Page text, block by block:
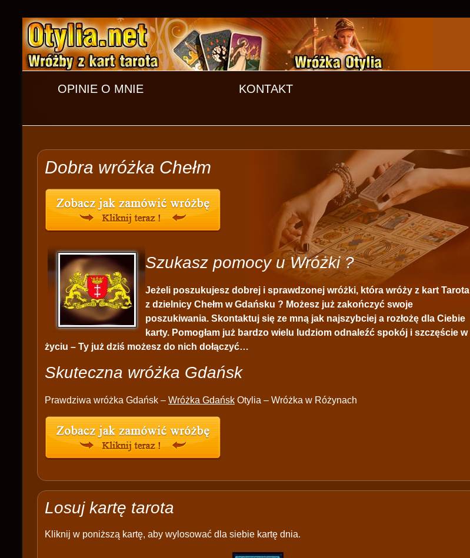
OPINIE O MNIE KONTAKT
Dobra wróżka Chełm
Szukasz pomocy u Wróżki ?
Jeżeli poszukujesz dobrej i sprawdzonej wróżki, która wróży z kart Tarota
z dzielnicy Chełm w Gdańsku ? Możesz już zakończyć swoje
poszukiwania. Skontaktuj się ze mną jak najszybciej a rozłożę dla Ciebie
karty. Pomogłam już bardzo wielu ludziom odnaleźć spokój i szczęście w
życiu – Ty już dziś możesz do nich dołączyć…
Skuteczna wróżka Gdańsk
Prawdziwa wróżka Gdańsk – Wróżka Gdańsk Otylia – Wróżka w Różynach
Losuj kartę tarota
Kliknij w poniższą kartę, aby wylosować dla siebie kartę dnia.